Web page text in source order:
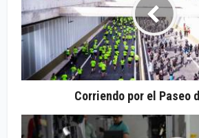
Corriendo por el Paseo